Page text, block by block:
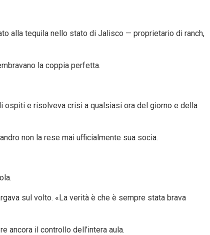
alla tequila nello stato di Jalisco — proprietario di ranch,
la coppia perfetta.
ospiti e risolveva crisi a qualsiasi ora del giorno e della
non la rese mai ufficialmente sua socia.
sul volto. «La verità è che è sempre stata brava
ancora il controllo dell’intera aula.